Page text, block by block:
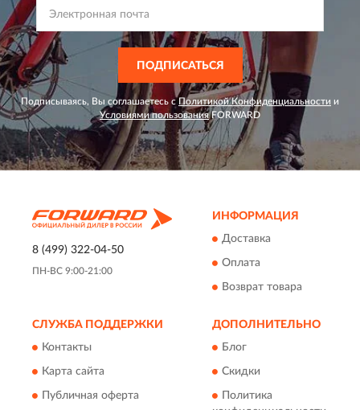
ПОДПИСАТЬСЯ
Подписываясь, Вы соглашаетесь сПолитикой Конфиденциальности и
Условиями пользованияFORWARD
8 (499) 322-04-50
ПН-ВС 9:00-21:00
ИНФОРМАЦИЯ
Доставка
Оплата
Возврат товара
СЛУЖБА ПОДДЕРЖКИ
Контакты
Карта сайта
Публичная оферта
ДОПОЛНИТЕЛЬНО
Блог
Скидки
Политика